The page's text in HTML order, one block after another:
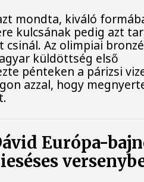
mondta, kiváló
kulcsának pedig azt
csinál. Az olimpiai
küldöttség első
pénteken a párizsi
azzal, hogy
Európa-